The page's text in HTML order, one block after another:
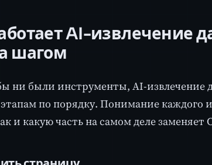
AI-извлечение
шагом
ни были инструменты, AI-извлечение
по порядку. Понимание каждого
и какую часть на самом деле заменяет